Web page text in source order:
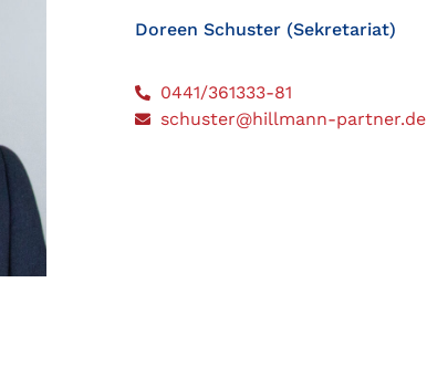
Doreen Schuster (Sekretariat)
0441/361333-81
schuster@hillmann-partner.de